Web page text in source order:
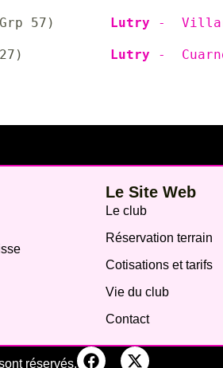
(Grp 57) Lutry -
(Grp 27) Lutry -
Le Site Web
Le club
Réservation terrain
Cotisations et tarifs
Vie du club
Contact
réservés.